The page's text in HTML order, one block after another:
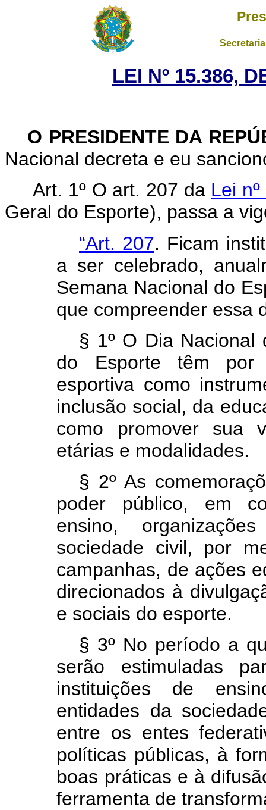
LEI Nº 15.386,
O PRESIDENTE DA
Nacional decreta e eu
Art. 1º O art. 207 da Lei
Geral do Esporte), passa a
“Art. 207. Ficam
a ser celebrado,
Semana Nacional do
que compreender essa
§ 1º O Dia Nacional
do Esporte têm por
esportiva como
inclusão social, da
como promover sua
etárias e modalidades.
§ 2º As
poder público, em
ensino,
sociedade civil, por
campanhas, de ações
direcionados à
e sociais do esporte.
§ 3º No período a
serão estimuladas
instituições de
entidades da
entre os entes
políticas públicas, à
boas práticas e à
ferramenta de